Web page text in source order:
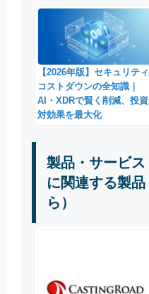
【2026年版】セキュリティ
コストダウンの全知識｜
AI・XDRで賢く削減、投資
対効果を最大化
製品・サービ
に関連する製
ら）